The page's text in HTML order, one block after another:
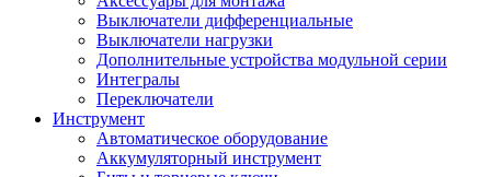
Выключатели дифференциальные
Выключатели нагрузки
Дополнительные устройства модульной серии
Интегралы
Переключатели
Инструмент
Автоматическое оборудование
Аккумуляторный инструмент